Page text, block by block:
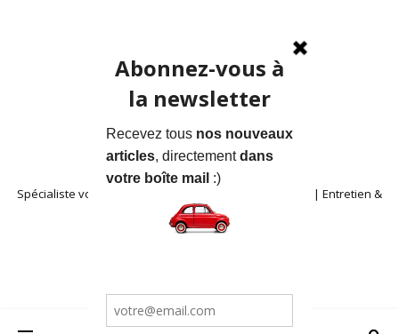
Spécialiste voitures anciennes en Provence | Location | Entretien &
Restauration | Blog